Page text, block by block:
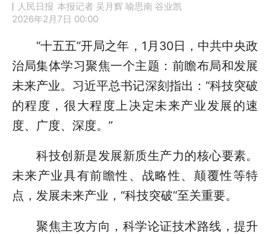
人民日报 本报记者 吴月辉 喻思南 谷业凯
2026年2月7日 00:00
“十五五”开局之年，1月30日，中共中央政
治局集体学习聚焦一个主题：前瞻布局和发展
未来产业。习近平总书记深刻指出：“科技突破
的程度，很大程度上决定未来产业发展的速
度、广度、深度。”
科技创新是发展新质生产力的核心要素。
未来产业具有前瞻性、战略性、颠覆性等特
点，发展未来产业，“科技突破”至关重要。
聚焦主攻方向，科学论证技术路线，提升